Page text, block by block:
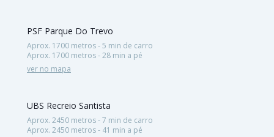
PSF Parque Do Trevo
Aprox. 1700 metros - 5 min de carro
Aprox. 1700 metros - 28 min a pé
ver no mapa
UBS Recreio Santista
Aprox. 2450 metros - 7 min de carro
Aprox. 2450 metros - 41 min a pé